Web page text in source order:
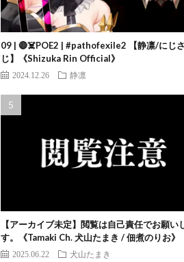
09 | 🔴☠️POE2 | #pathofexile2 【静凛/にじ
じ】《Shizuka Rin Official》
2024.12.26 静凛
【アーカイブ未定】閲覧は自己責任でお願い
す。《Tamaki Ch. 犬山たまき / 佃煮のりお》
2025.06.22 犬山たまき